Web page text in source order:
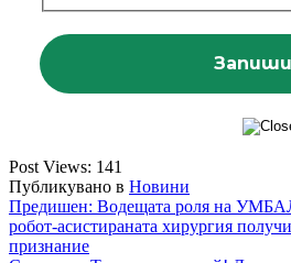
Post Views: 141
Публикувано в Новини
Навигация
Предишен: Водещата роля на
робот-асистираната хирургия
признание